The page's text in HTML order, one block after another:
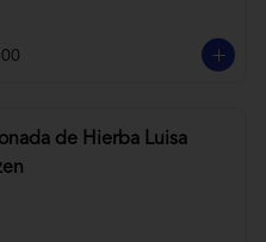
de Hierba Luisa